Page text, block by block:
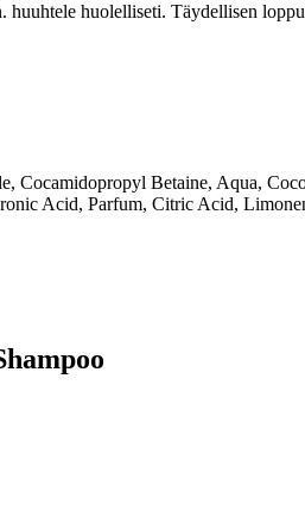
huolelliseti. Täydellisen
Cocamidopropyl Betaine, Aqua,
Acid, Parfum, Citric Acid,